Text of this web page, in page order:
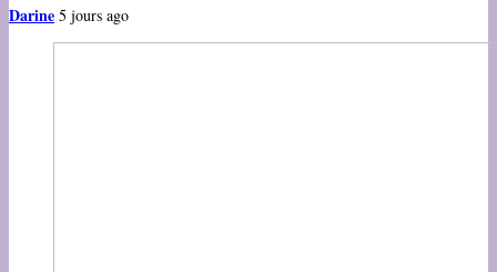
Darine 5 jours ago